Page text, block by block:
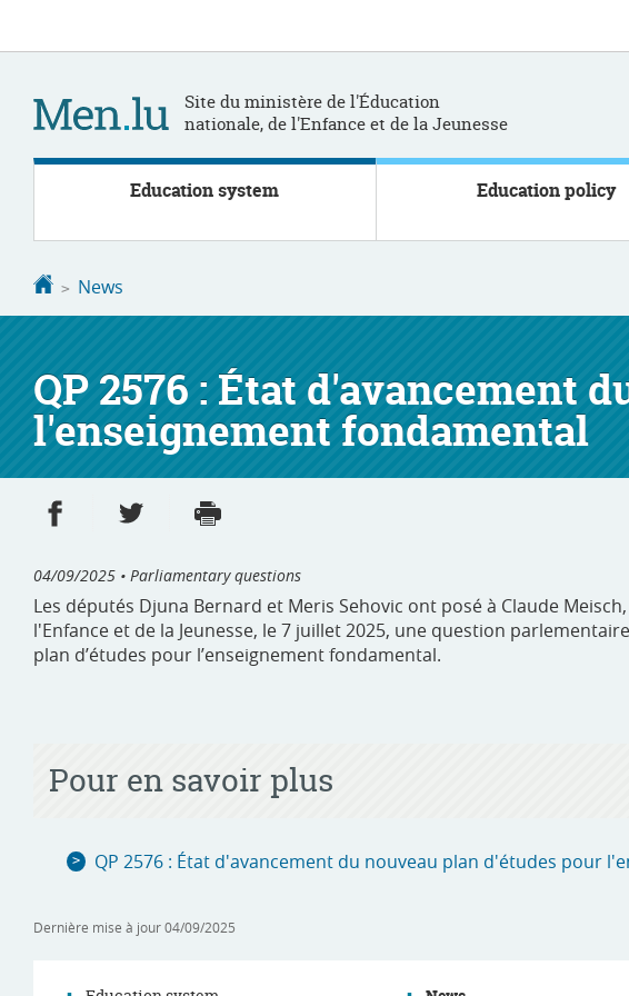
Site du ministère de l'Éducation
nationale, de l'Enfance et de la Jeunesse
Education system Education policy
Homepage
News
QP 2576 : État d'avancement
l'enseignement fondamental
Share on Facebook
Share on Twitter
04/09/2025 • Parliamentary questions
Les députés Djuna Bernard et Meris Sehovic ont posé à Claude
l'Enfance et de la Jeunesse, le 7 juillet 2025, une question
plan d’études pour l’enseignement fondamental.
Pour en savoir plus
QP 2576 : État d'avancement du nouveau plan d'études pour
Dernière mise à jour04/09/2025